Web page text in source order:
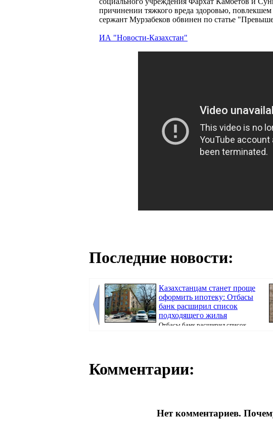
причинении тяжкого вреда здоровью,
сержант Мурзабеков обвинен по статье
ИА "Новости-Казахстан"
Последние новости:
Казахстанцам станет проще
оформить ипотеку: Отбасы
банк расширил список
подходящего жилья
Отбасы банк расширил список
Комментарии:
Нет комментариев.